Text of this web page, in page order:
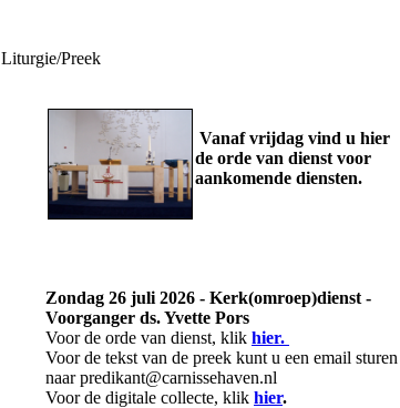
Liturgie/Preek
Vanaf vrijdag vind u hier
de orde van dienst voor
aankomende diensten.
Zondag 26 juli 2026 - Kerk(omroep)dienst -
Voorganger ds. Yvette Pors
Voor de orde van dienst, klik hier.
Voor de tekst van de preek kunt u een email sturen
naar predikant@carnissehaven.nl
Voor de digitale collecte, klik hier.